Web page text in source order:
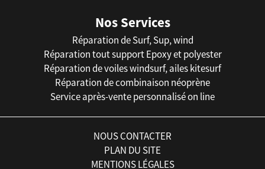
Nos Services
Réparation de Surf, Sup, wind
Réparation tout support Epoxy et polyester
Réparation de voiles windsurf, ailes kitesurf
Réparation de combinaison néoprène
Service après-vente personnalisé on line
NOUS CONTACTER
PLAN DU SITE
MENTIONS LÉGALES